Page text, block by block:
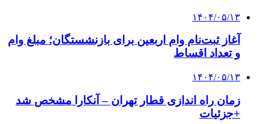
۱۴۰۴/۰۵/۱۳
آغاز ثبت‌نام وام اربعین برای بازنشستگان؛ مبلغ وام
و تعداد اقساط
۱۴۰۴/۰۵/۱۳
زمان راه اندازی قطار تهران – آنکارا مشخص شد
+جزئیات